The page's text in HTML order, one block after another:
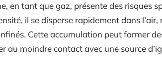
en tant que gaz, présente des risques
il se disperse rapidement dans
Cette accumulation peut former
au moindre contact avec une source